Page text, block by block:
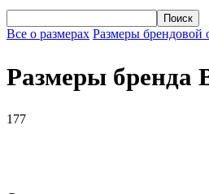
Все о размерах Размеры брендовой
Размеры бренда
177